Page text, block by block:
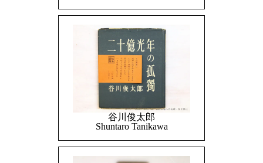
谷川俊太郎
Shuntaro Tanikawa